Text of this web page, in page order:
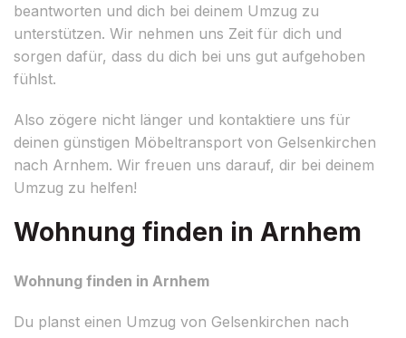
beantworten und dich bei deinem Umzug zu
unterstützen. Wir nehmen uns Zeit für dich und
sorgen dafür, dass du dich bei uns gut aufgehoben
fühlst.
Also zögere nicht länger und kontaktiere uns für
deinen günstigen Möbeltransport von Gelsenkirchen
nach Arnhem. Wir freuen uns darauf, dir bei deinem
Umzug zu helfen!
Wohnung finden in Arnhem
Wohnung finden in Arnhem
Du planst einen Umzug von Gelsenkirchen nach